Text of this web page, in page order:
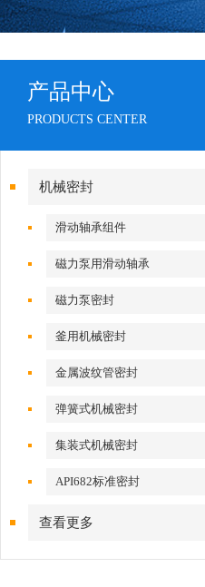
产品中心
PRODUCTS CENTER
机械密封
滑动轴承组件
磁力泵用滑动轴承
磁力泵密封
釜用机械密封
金属波纹管密封
弹簧式机械密封
集装式机械密封
API682标准密封
查看更多